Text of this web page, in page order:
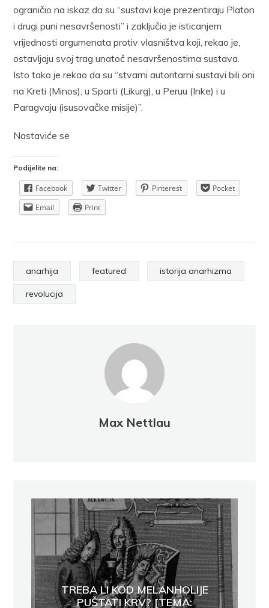
ograničio na iskaz da su “sustavi koje prezentiraju Platon
i drugi puni nesavršenosti” i zaključio je isticanjem
vrijednosti argumenata protiv vlasništva koji, rekao je,
ostavljaju svoj trag unatoč nesavršenostima sustava.
Isto tako je rekao da su “stvarni autoritarni sustavi bili oni
na Kreti (Minos), u Sparti (Likurg), u Peruu (Inke) i u
Paragvaju (isusovačke misije)”.
Nastaviće se
Podijelite na:
Facebook Twitter Pinterest
Pocket
Email
Print
anarhija featured istorija anarhizma
revolucija
Max Nettlau
TREBA LI KOD MELANHOLIJE
PUŠTATI KRV? [TEMA: